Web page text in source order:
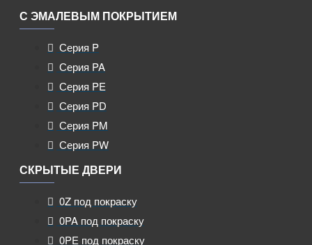
С ЭМАЛЕВЫМ ПОКРЫТИЕМ
Серия P
Серия PA
Серия PE
Серия PD
Серия PM
Серия PW
СКРЫТЫЕ ДВЕРИ
0Z под покраску
0PA под покраску
0PE под покраску